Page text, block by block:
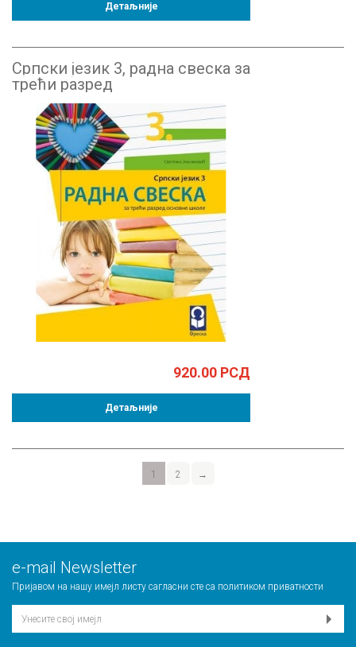
Детаљније
Српски језик 3, радна свеска за
трећи разред
920.00 РСД
Детаљније
1 2 →
е-mail Newsletter
Пријавом на нашу имејл листу сагласни сте са политиком приватности